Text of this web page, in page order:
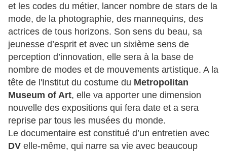
et les codes du métier, lancer nombre de stars de la
mode, de la photographie, des mannequins, des
actrices de tous horizons. Son sens du beau, sa
jeunesse d’esprit et avec un sixième sens de
perception d’innovation, elle sera à la base de
nombre de modes et de mouvements artistique. A la
tête de l'Institut du costume du Metropolitan
Museum of Art, elle va apporter une dimension
nouvelle des expositions qui fera date et a sera
reprise par tous les musées du monde.
Le documentaire est constitué d’un entretien avec
DV elle-même, qui narre sa vie avec beaucoup